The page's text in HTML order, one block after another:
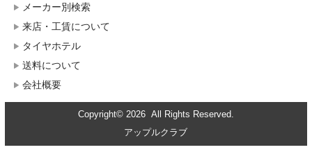
メーカー別検索
来店・工賃について
タイヤホテル
送料について
会社概要
Copyright© 2026 All Rights Reserved.
アップルクラブ